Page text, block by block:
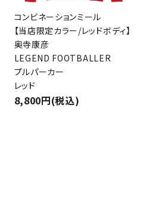
コンビネーションミール
【当店限定カラー/レッドボディ】
奥寺康彦
LEGEND FOOTBALLER
プルパーカー
レッド
8,800円(税込)